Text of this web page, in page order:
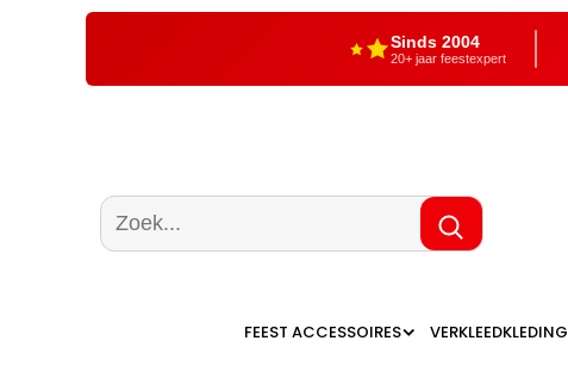
Sinds 2004
20+ jaar feestexpert
FEEST ACCESSOIRES VERKLEEDKLEDING